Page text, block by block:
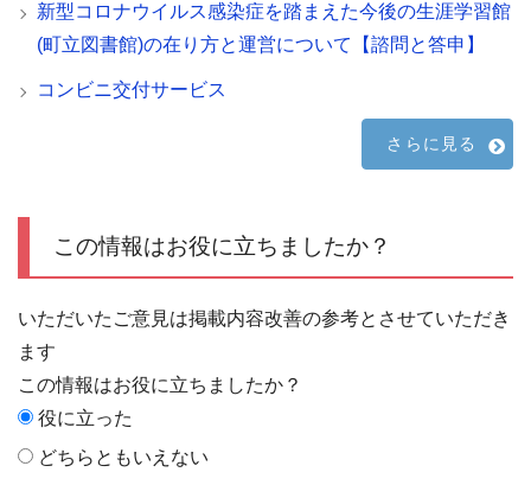
新型コロナウイルス感染症を踏まえた今後の生涯学習館
(町立図書館)の在り方と運営について【諮問と答申】
コンビニ交付サービス
さらに見る
この情報はお役に立ちましたか？
いただいたご意見は掲載内容改善の参考とさせていただき
ます
この情報はお役に立ちましたか？
役に立った
どちらともいえない